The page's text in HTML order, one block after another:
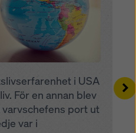
i USA
För en annan blev
port ut
var i